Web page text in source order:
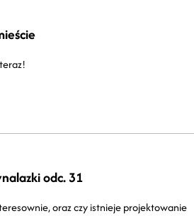
odc. 31
oraz czy istnieje projektowanie